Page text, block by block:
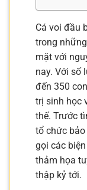
Cá voi đầu
trong
mặt với
nay. Với số
đến 350
trị sinh học
thế. Trước
tổ chức
gọi các
thảm họa
thập kỷ tới.